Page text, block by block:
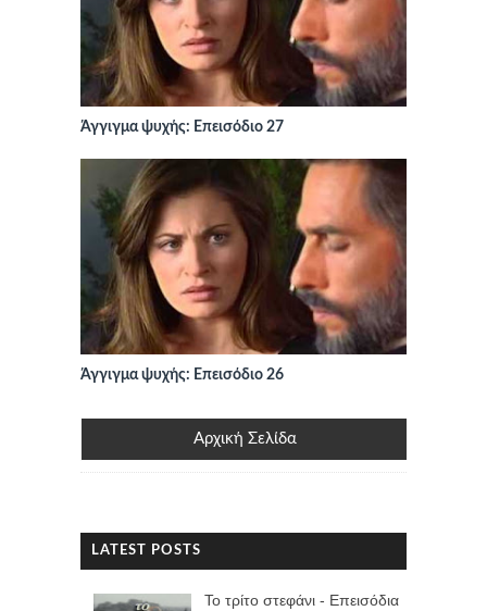
Άγγιγμα ψυχής: Επεισόδιο 27
Άγγιγμα ψυχής: Επεισόδιο 26
Αρχική Σελίδα
LATEST POSTS
Το τρίτο στεφάνι - Επεισόδια